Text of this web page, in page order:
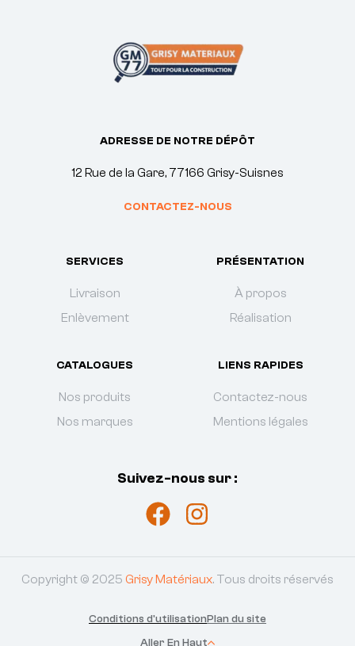
ADRESSE DE NOTRE DÉPÔT
12 Rue de la Gare, 77166 Grisy-Suisnes
CONTACTEZ-NOUS
SERVICES
Livraison
Enlèvement
PRÉSENTATION
À propos
Réalisation
CATALOGUES
Nos produits
Nos marques
LIENS RAPIDES
Contactez-nous
Mentions légales
Suivez-nous sur :
Copyright © 2025 Grisy Matériaux. Tous droits réservés
Aller En Haut
Conditions d'utilisationPlan du site